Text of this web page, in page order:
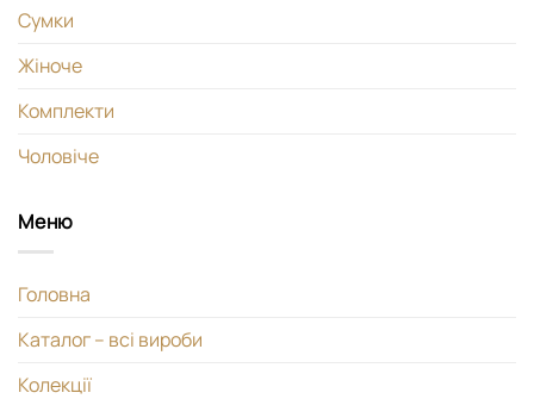
Сумки
Жіноче
Комплекти
Чоловіче
Меню
Головна
Каталог – всі вироби
Колекції